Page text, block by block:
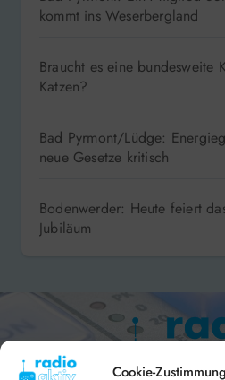
Cookie-
kommt ins Weserbergland
Braucht es eine bundesweite
Katzen?
Bad Pyrmont/Lüdge:
neue Gesetze kritisch
Bodenwerder: Heute feiert
Jubiläum